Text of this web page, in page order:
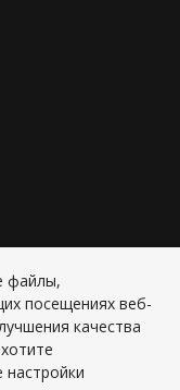
ИНН:
файлы,
посещениях веб-
качества